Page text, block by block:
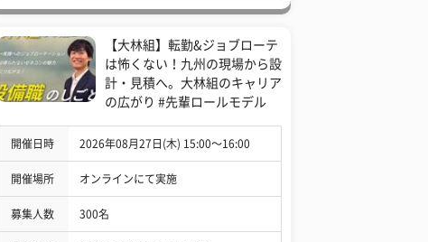
【大林組】転勤&ジョブローテ
は怖くない！九州の現場から設
計・見積へ。大林組のキャリア
の広がり #先輩ロールモデル
開催日時 2026年08月27日(木) 15:00〜16:00
開催場所 オンラインにて実施
募集人数 300名